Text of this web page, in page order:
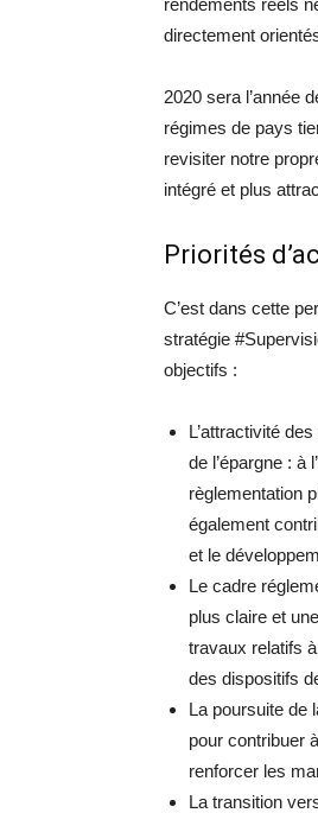
rendements réels
directement
2020 sera l’année
régimes de pays
revisiter notre
intégré et plus
Priorités
C’est dans cette
stratégie
objectifs :
L’attractivité
de l’épargne : à
règlementation
également
et le
Le cadre
plus claire et
travaux relatifs
des dispositifs
La poursuite de
pour contribuer
renforcer les
La transition